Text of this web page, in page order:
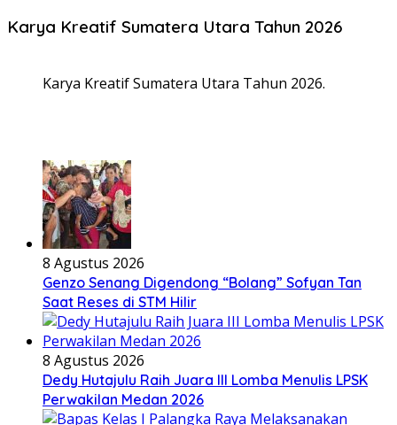
Karya Kreatif Sumatera Utara Tahun 2026
Karya Kreatif Sumatera Utara Tahun 2026.
8 Agustus 2026
Genzo Senang Digendong “Bolang” Sofyan Tan
Saat Reses di STM Hilir
8 Agustus 2026
Dedy Hutajulu Raih Juara III Lomba Menulis LPSK
Perwakilan Medan 2026